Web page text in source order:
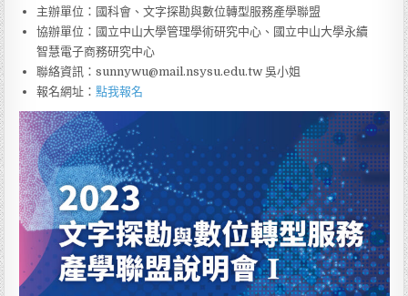
主辦單位：國科會、文字探勘與數位轉型服務產學聯盟
協辦單位：國立中山大學管理學術研究中心、國立中山大學永續
智慧電子商務研究中心
聯絡資訊：sunnywu@mail.nsysu.edu.tw 吳小姐
報名網址：點我報名